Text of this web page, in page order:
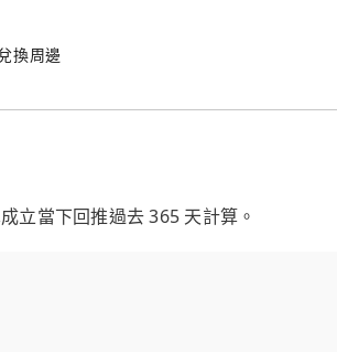
換周邊
立當下回推過去 365 天計算。